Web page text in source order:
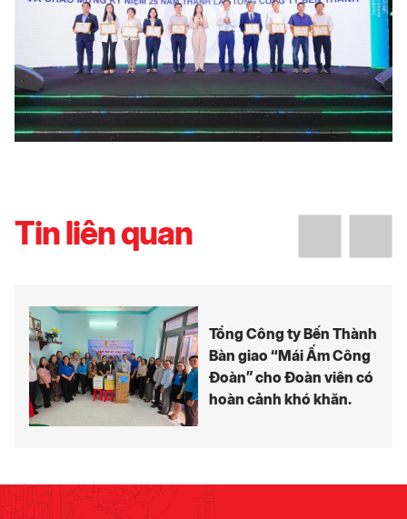
Tin liên quan
Tổng Công ty Bến Thành
Bàn giao “Mái Ấm Công
Đoàn” cho Đoàn viên có
hoàn cảnh khó khăn.